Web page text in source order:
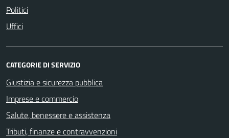
Politici
Uffici
CATEGORIE DI SERVIZIO
Giustizia e sicurezza pubblica
Imprese e commercio
Salute, benessere e assistenza
Tributi, finanze e contravvenzioni